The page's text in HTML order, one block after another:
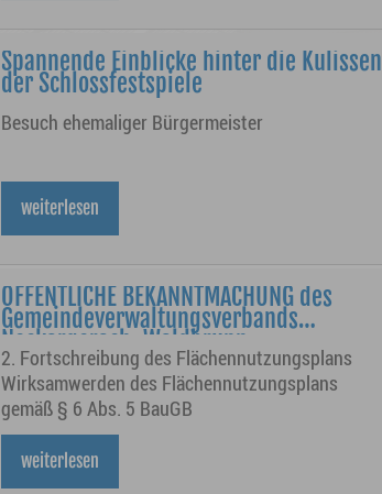
Spannende Einblicke hinter die Kulissen
der Schlossfestspiele
Besuch ehemaliger Bürgermeister
weiterlesen
ÖFFENTLICHE BEKANNTMACHUNG des
Gemeindeverwaltungsverbands
Neckargerach-Waldbrunn
2. Fortschreibung des Flächennutzungsplans
Wirksamwerden des Flächennutzungsplans
gemäß § 6 Abs. 5 BauGB
weiterlesen